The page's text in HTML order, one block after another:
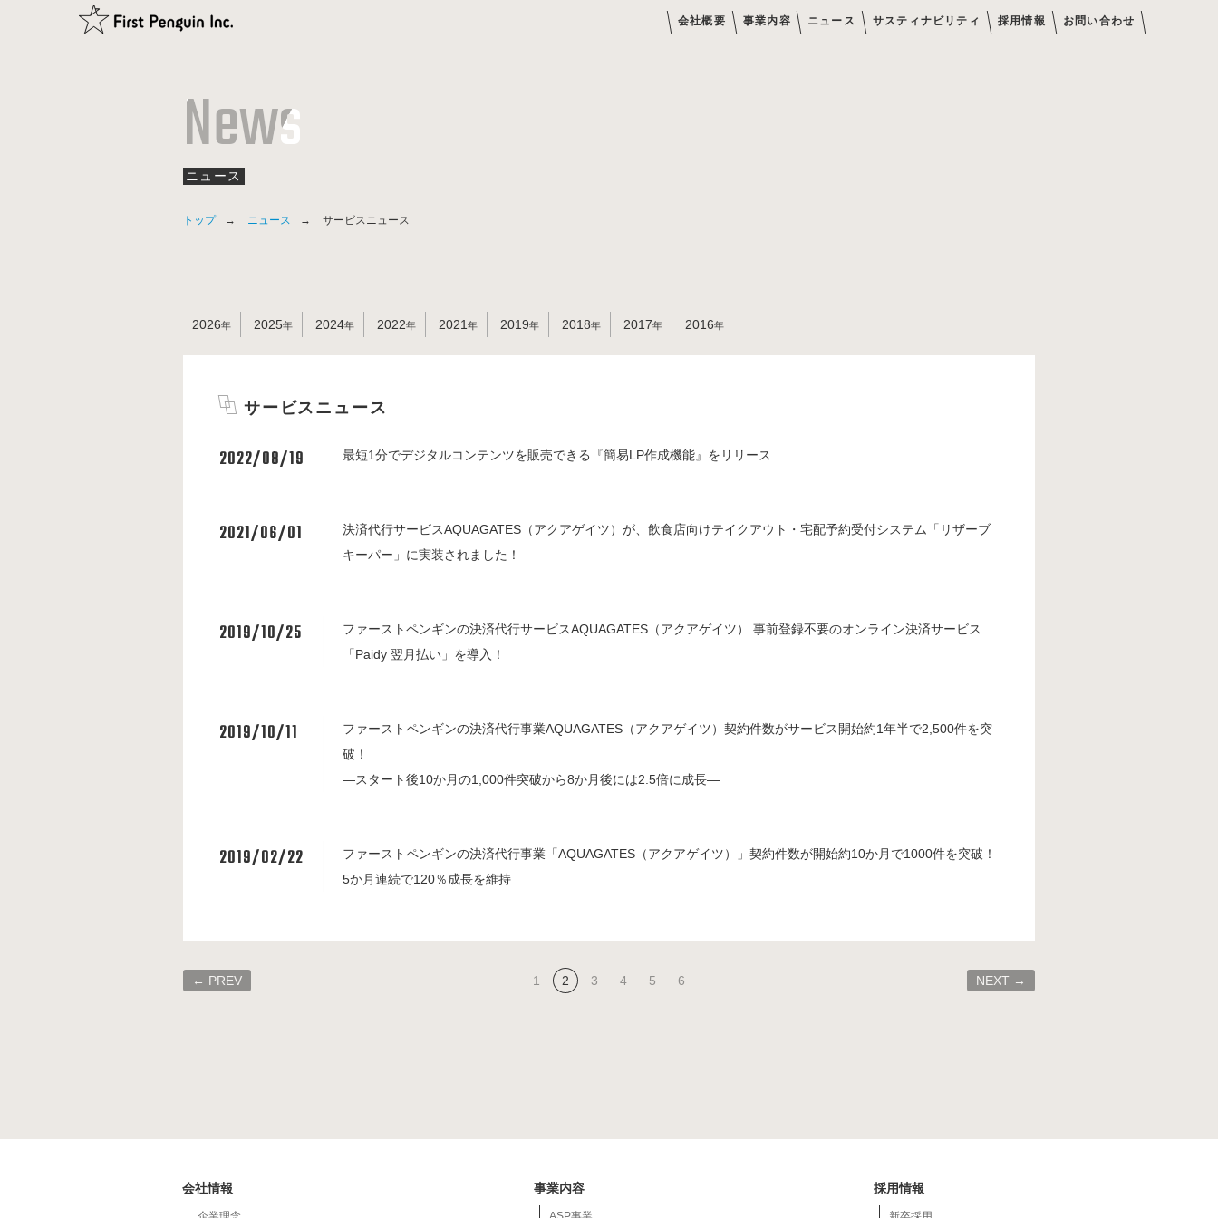
会社概要 事業内容 ニュース サスティナビリティ 採用情報 お問い合わせ
News
ニュース
トップ ニュース サービスニュース
2026 2025 2024 2022 2021 2019 2018 2017 2016
サービスニュース
2022/08/19 最短1分でデジタルコンテンツを販売できる『簡易LP作成機能』をリリース
2021/06/01 決済代行サービスAQUAGATES（アクアゲイツ）が、飲食店向けテイクアウト・宅配予約受付システム「リザーブ
キーパー」に実装されました！
2019/10/25 ファーストペンギンの決済代行サービスAQUAGATES（アクアゲイツ） 事前登録不要のオンライン決済サービス
「Paidy 翌月払い」を導入！
2019/10/11 ファーストペンギンの決済代行事業AQUAGATES（アクアゲイツ）契約件数がサービス開始約1年半で2,500件を突
破！
―スタート後10か月の1,000件突破から8か月後には2.5倍に成長―
2019/02/22 ファーストペンギンの決済代行事業「AQUAGATES（アクアゲイツ）」契約件数が開始約10か月で1000件を突破！
5か月連続で120％成長を維持
← PREV 1 2 3 4 5 6 NEXT →
会社情報 事業内容 採用情報